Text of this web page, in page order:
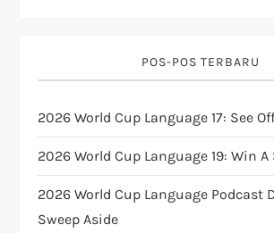
g
a
t
i
POS-POS TERBARU
2026 World Cup Language 17: See
2026 World Cup Language 19: Win
2026 World Cup Language Podcast
Sweep Aside